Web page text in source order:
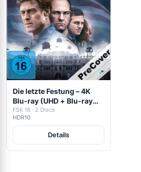
Die letzte Festung – 4K
Blu-ray (UHD + Blu-ray
Disc)
FSK 16 · 2 Discs
HDR10
Details